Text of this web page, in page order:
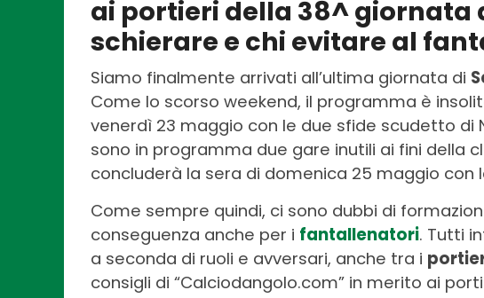
ai portieri della 38^ giornata
schierare e chi evitare al
Siamo finalmente arrivati all’ultima giornata di
Come lo scorso weekend, il programma è
venerdì 23 maggio con le due sfide scudetto di
sono in programma due gare inutili ai fini della
concluderà la sera di domenica 25 maggio con
Come sempre quindi, ci sono dubbi di
conseguenza anche per i fantallenatori. Tutti
a seconda di ruoli e avversari, anche tra i
consigli di “Calciodangolo.com” in merito ai